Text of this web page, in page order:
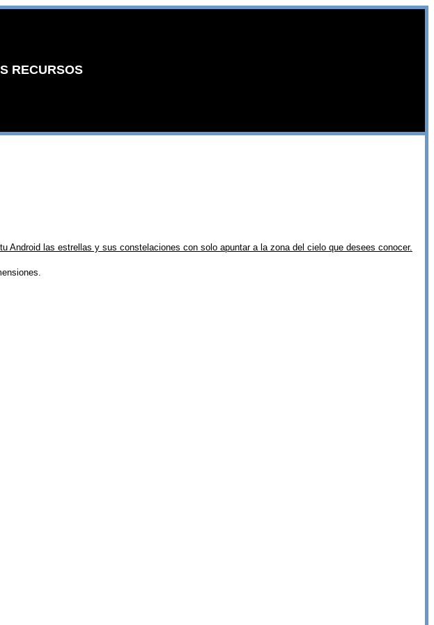
RECURSOS
Android las estrellas y sus constelaciones con solo apuntar a la zona del cielo que desees conocer.